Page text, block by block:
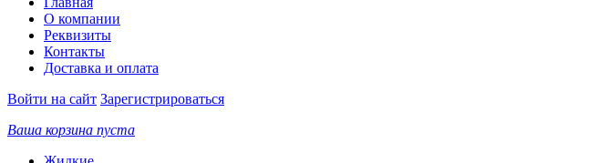
О компании
Реквизиты
Контакты
Доставка и оплата
Войти на сайт Зарегистрироваться
Ваша корзина пуста